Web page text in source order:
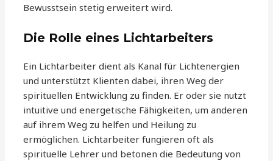
Bewusstsein stetig erweitert wird.
Die Rolle eines Lichtarbeiters
Ein Lichtarbeiter dient als Kanal für Lichtenergien
und unterstützt Klienten dabei, ihren Weg der
spirituellen Entwicklung zu finden. Er oder sie nutzt
intuitive und energetische Fähigkeiten, um anderen
auf ihrem Weg zu helfen und Heilung zu
ermöglichen. Lichtarbeiter fungieren oft als
spirituelle Lehrer und betonen die Bedeutung von